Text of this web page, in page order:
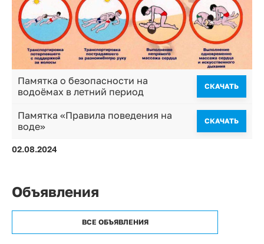
Памятка о безопасности на
водоёмах в летний период
CКАЧАТЬ
Памятка «Правила поведения на
воде»
CКАЧАТЬ
02.08.2024
Объявления
ВСЕ ОБЪЯВЛЕНИЯ